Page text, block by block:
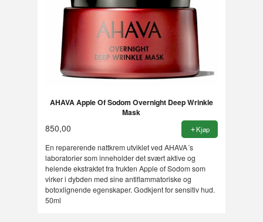
AHAVA Apple Of Sodom Overnight Deep Wrinkle
Mask
850,00 Kjøp
En reparerende nattkrem utviklet ved AHAVA´s
laboratorier som inneholder det svært aktive og
helende ekstraktet fra frukten Apple of Sodom som
virker i dybden med sine antiflammatoriske og
botoxlignende egenskaper. Godkjent for sensitiv hud.
50ml